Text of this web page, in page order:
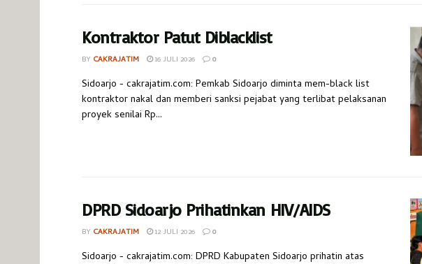
Kontraktor Patut Diblacklist
BY CAKRAJATIM 16 JULI 2026 0
Sidoarjo - cakrajatim.com: Pemkab Sidoarjo diminta mem-black list
kontraktor nakal dan memberi sanksi pejabat yang terlibat pelaksanan
proyek senilai Rp...
DPRD Sidoarjo Prihatinkan HIV/AIDS
BY CAKRAJATIM 12 JULI 2026 0
Sidoarjo - cakrajatim.com: DPRD Kabupaten Sidoarjo prihatin atas